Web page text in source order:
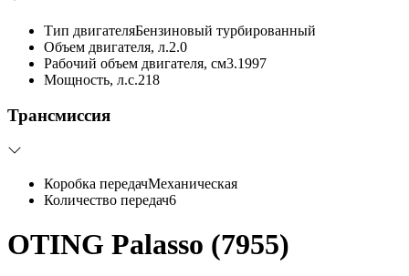
Тип двигателяБензиновый турбированный
Объем двигателя, л.2.0
Рабочий объем двигателя, см3.1997
Мощность, л.с.218
Трансмиссия
Коробка передачМеханическая
Количество передач6
OTING Palasso (7955)